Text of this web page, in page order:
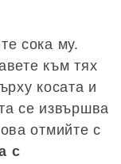
сока му.
към тях
косата и
се извършва
отмийте с
с